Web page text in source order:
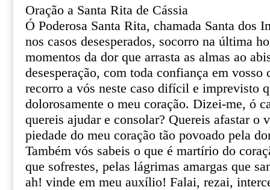
Oração a Santa Rita de Cássia
Ó Poderosa Santa Rita, chamada Santa dos
nos casos desesperados, socorro na última
momentos da dor que arrasta as almas ao
desesperação, com toda confiança em vosso
recorro a vós neste caso difícil e imprevisto
dolorosamente o meu coração. Dizei-me, ó
quereis ajudar e consolar? Quereis afastar o
piedade do meu coração tão povoado pela
Também vós sabeis o que é martírio do
que sofrestes, pelas lágrimas amargas que
ah! vinde em meu auxílio! Falai, rezai,